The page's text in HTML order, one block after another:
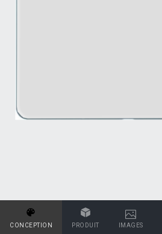
CONCEPTION PRODUIT IMAGES